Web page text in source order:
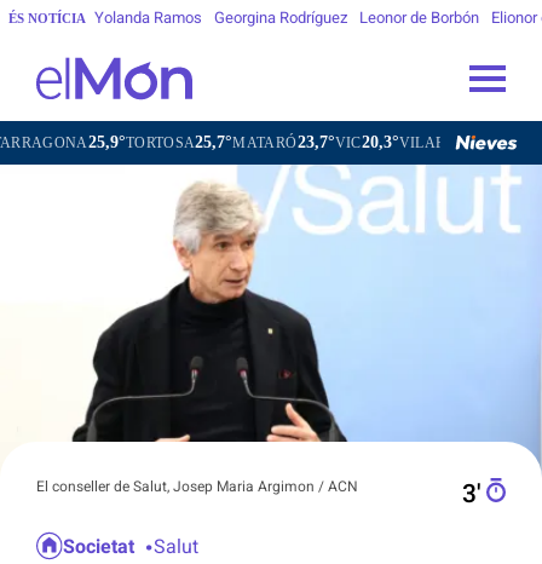
ÉS NOTÍCIA Yolanda Ramos Georgina Rodríguez Leonor de Borbón Elionor
TORTOSA25,7°MATARÓ23,7°VIC20,3°VILAFRANCA DEL PENEDÈS21,7°
El conseller de Salut, Josep Maria Argimon / ACN 3′
Societat Salut